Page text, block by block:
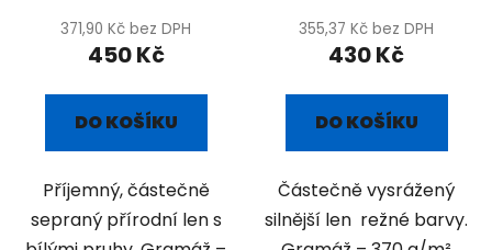
371,90 Kč bez DPH
450 Kč
DO KOŠÍKU
Příjemný, částečně
sepraný přírodní len s
355,37 Kč bez DPH
430 Kč
DO KOŠÍKU
Částečně vysrážený
silnější len režné barvy.